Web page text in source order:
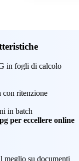
in fogli di calcolo
con ritenzione
in batch
per eccellere online
meglio su documenti